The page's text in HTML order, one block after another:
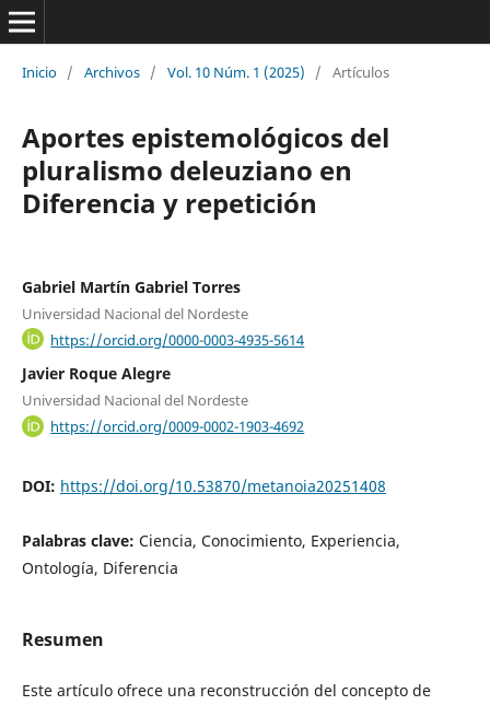
Inicio / Archivos / Vol. 10 Núm. 1 (2025) / Artículos
Aportes epistemológicos del
pluralismo deleuziano en
Diferencia y repetición
Gabriel Martín Gabriel Torres
Universidad Nacional del Nordeste
https://orcid.org/0000-0003-4935-5614
Javier Roque Alegre
Universidad Nacional del Nordeste
https://orcid.org/0009-0002-1903-4692
DOI: https://doi.org/10.53870/metanoia20251408
Palabras clave: Ciencia, Conocimiento, Experiencia,
Ontología, Diferencia
Resumen
Este artículo ofrece una reconstrucción del concepto de